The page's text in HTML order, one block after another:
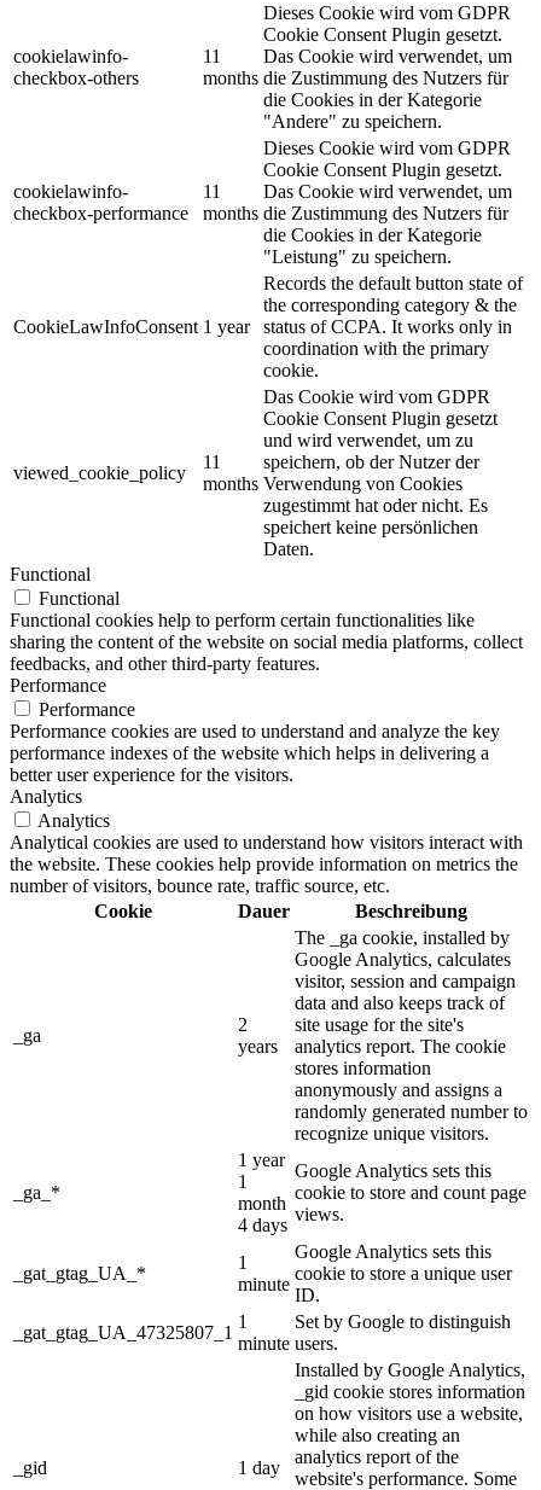
cookielawinfo-
checkbox-others
11
months
Dieses Cookie wird vom GDPR
Cookie Consent Plugin gesetzt.
Das Cookie wird verwendet, um
die Zustimmung des Nutzers für
die Cookies in der Kategorie
"Andere" zu speichern.
cookielawinfo-
checkbox-performance
11
months
Dieses Cookie wird vom GDPR
Cookie Consent Plugin gesetzt.
Das Cookie wird verwendet, um
die Zustimmung des Nutzers für
die Cookies in der Kategorie
"Leistung" zu speichern.
CookieLawInfoConsent 1 year
Records the default button state of
the corresponding category & the
status of CCPA. It works only in
coordination with the primary
cookie.
viewed_cookie_policy
11
months
Das Cookie wird vom GDPR
Cookie Consent Plugin gesetzt
und wird verwendet, um zu
speichern, ob der Nutzer der
Verwendung von Cookies
zugestimmt hat oder nicht. Es
speichert keine persönlichen
Daten.
Functional
Functional
Functional cookies help to perform certain functionalities like
sharing the content of the website on social media platforms, collect
feedbacks, and other third-party features.
Performance
Performance
Performance cookies are used to understand and analyze the key
performance indexes of the website which helps in delivering a
better user experience for the visitors.
Analytics
Analytics
Analytical cookies are used to understand how visitors interact with
the website. These cookies help provide information on metrics the
number of visitors, bounce rate, traffic source, etc.
Cookie
Dauer Beschreibung
_ga
2
years
The _ga cookie, installed by
Google Analytics, calculates
visitor, session and campaign
data and also keeps track of
site usage for the site's
analytics report. The cookie
stores information
anonymously and assigns a
randomly generated number to
recognize unique visitors.
_ga_*
1 year
1
month
4 days
Google Analytics sets this
cookie to store and count page
views.
_gat_gtag_UA_*
1
minute
Google Analytics sets this
cookie to store a unique user
ID.
_gat_gtag_UA_47325807_1
1
minute
Set by Google to distinguish
users.
_gid 1 day
Installed by Google Analytics,
_gid cookie stores information
on how visitors use a website,
while also creating an
analytics report of the
website's performance. Some